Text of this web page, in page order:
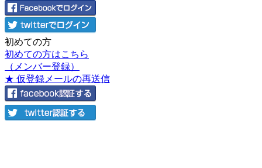
初めての方
初めての方はこちら
（メンバー登録）
★ 仮登録メールの再送信